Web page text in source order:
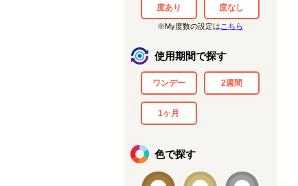
度あり 度なし
※My度数の設定は こちら
使用期間で探す
ワンデー 2週間
1ヶ月
色で探す